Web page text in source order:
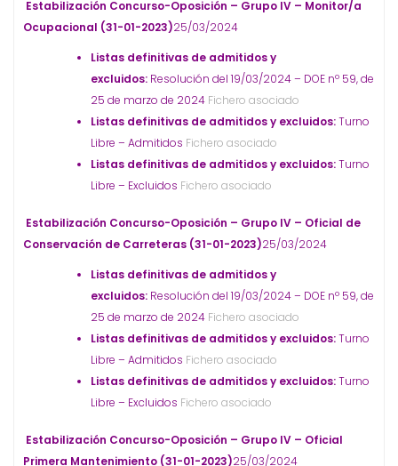
Estabilización Concurso-Oposición – Grupo IV – Monitor/a
Ocupacional (31-01-2023)25/03/2024
Listas definitivas de admitidos y
excluidos: Resolución del 19/03/2024 – DOE nº 59, de
25 de marzo de 2024 Fichero asociado
Listas definitivas de admitidos y excluidos:Turno
Libre – Admitidos Fichero asociado
Listas definitivas de admitidos y excluidos:Turno
Libre – Excluidos Fichero asociado
Estabilización Concurso-Oposición – Grupo IV – Oficial de
Conservación de Carreteras (31-01-2023)25/03/2024
Listas definitivas de admitidos y
excluidos: Resolución del 19/03/2024 – DOE nº 59, de
25 de marzo de 2024 Fichero asociado
Listas definitivas de admitidos y excluidos:Turno
Libre – Admitidos Fichero asociado
Listas definitivas de admitidos y excluidos:Turno
Libre – Excluidos Fichero asociado
Estabilización Concurso-Oposición – Grupo IV – Oficial
Primera Mantenimiento (31-01-2023)25/03/2024